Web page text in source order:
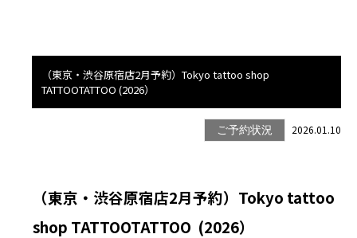
（東京・渋谷原宿店2月予約）Tokyo tattoo shop
TATTOOTATTOO (2026）
ご予約状況 2026.01.10
（東京・渋谷原宿店2月予約）Tokyo tattoo
shop TATTOOTATTOO (2026）